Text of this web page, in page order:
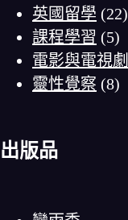
英國留學 (22)
課程學習 (5)
電影與電視劇
靈性覺察 (8)
出版品